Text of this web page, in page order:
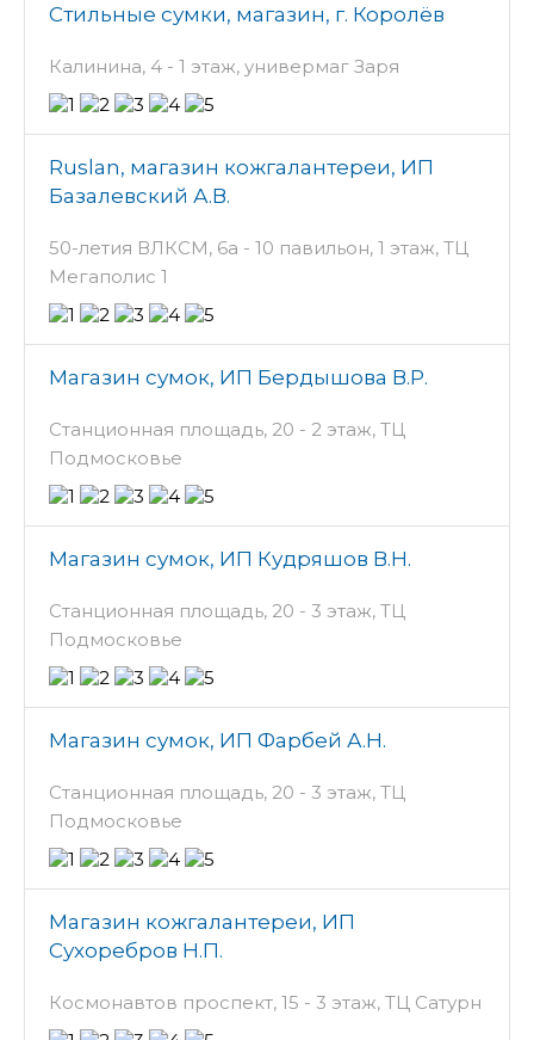
Стильные сумки, магазин, г. Королёв
Калинина, 4 - 1 этаж, универмаг Заря
Ruslan, магазин кожгалантереи, ИП
Базалевский А.В.
50-летия ВЛКСМ, 6а - 10 павильон, 1 этаж, ТЦ
Мегаполис 1
Магазин сумок, ИП Бердышова В.Р.
Станционная площадь, 20 - 2 этаж, ТЦ
Подмосковье
Магазин сумок, ИП Кудряшов В.Н.
Станционная площадь, 20 - 3 этаж, ТЦ
Подмосковье
Магазин сумок, ИП Фарбей А.Н.
Станционная площадь, 20 - 3 этаж, ТЦ
Подмосковье
Магазин кожгалантереи, ИП
Сухоребров Н.П.
Космонавтов проспект, 15 - 3 этаж, ТЦ Сатурн